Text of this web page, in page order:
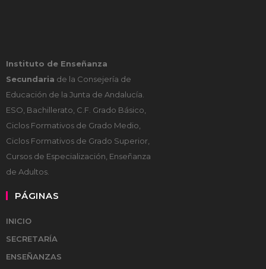
Instituto de Enseñanza
Secundaria de la Consejería de
Educación de la Junta de Andalucía.
ESO, Bachillerato, C.F. Grado Básico,
Ciclos Formativos de Grado Medio,
Ciclos Formativos de Grado Superior,
Cursos de Especialización, Enseñanza
de Adultos.
PÁGINAS
INICIO
SECRETARÍA
ENSEÑANZAS